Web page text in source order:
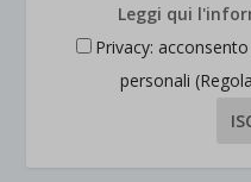
Leggi qui
Privacy:
personali